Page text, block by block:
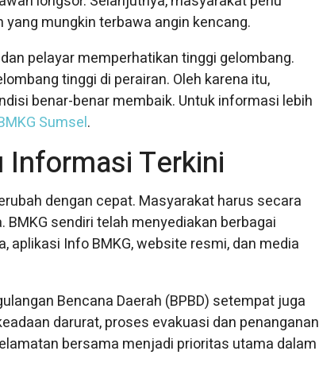
mungkin terbawa angin kencang.
pelayar memperhatikan tinggi gelombang.
tinggi di perairan. Oleh karena itu,
benar-benar membaik. Untuk informasi lebih
Sumsel.
Terkini
dengan cepat. Masyarakat harus secara
sendiri telah menyediakan berbagai
Info BMKG, website resmi, dan media
Bencana Daerah (BPBD) setempat juga
darurat, proses evakuasi dan penanganan
bersama menjadi prioritas utama dalam